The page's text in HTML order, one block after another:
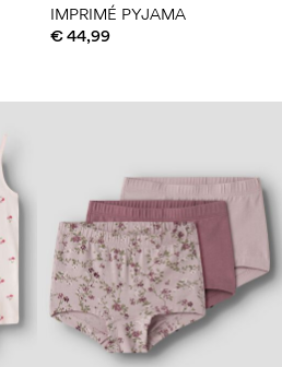
IMPRIMÉ PYJAMA
€ 44,99